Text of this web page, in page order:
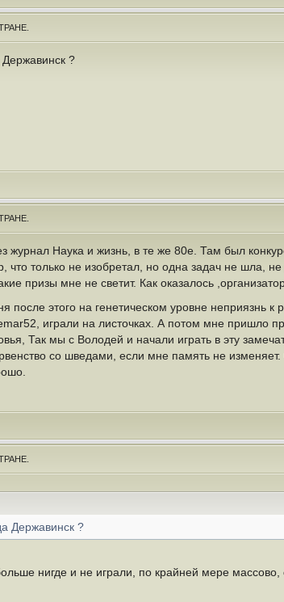
Державинск ?
журнал Наука и жизнь, в те же 80е. Там был
что только не изобретал, но одна задач не шла,
призы мне не светит. Как оказалось
после этого на генетическом уровне неприязнь к
играли на листочках. А потом мне пришло
Так мы с Володей и начали играть в эту
со шведами, если мне память не
Державинск ?
нигде и не играли, по крайней мере массово,